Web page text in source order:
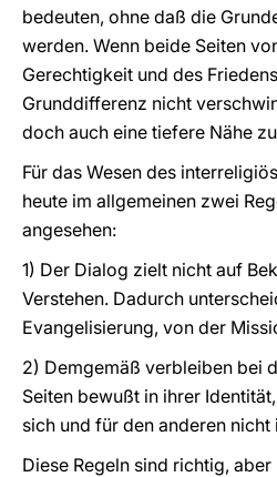
bedeuten, ohne daß die
werden. Wenn beide Seiten
Gerechtigkeit und des
Grunddifferenz nicht
doch auch eine tiefere Nähe
Für das Wesen des
heute im allgemeinen zwei
angesehen:
1) Der Dialog zielt nicht auf
Verstehen. Dadurch
Evangelisierung, von der
2) Demgemäß verbleiben bei
Seiten bewußt in ihrer
sich und für den anderen nicht
Diese Regeln sind richtig,